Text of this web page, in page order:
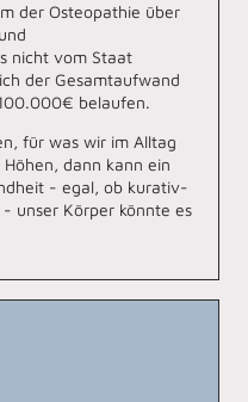
der Osteopathie über
nicht vom Staat
der Gesamtaufwand
belaufen.
für was wir im Alltag
dann kann ein
- egal, ob kurativ-
unser Körper könnte es